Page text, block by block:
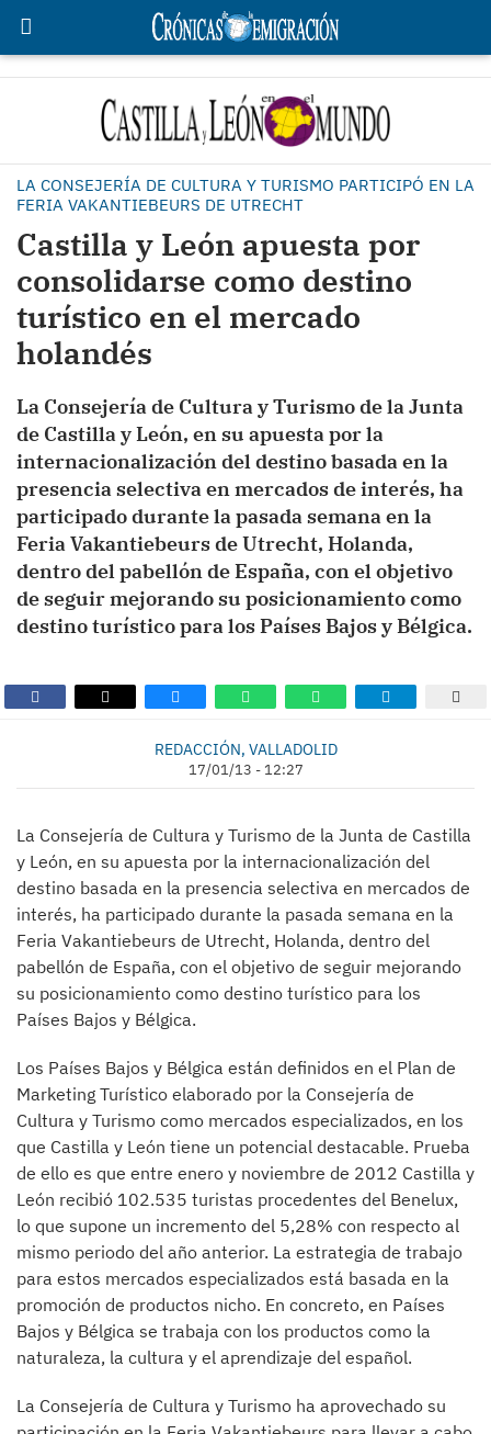
LA CONSEJERÍA DE CULTURA Y TURISMO PARTICIPÓ EN LA
FERIA VAKANTIEBEURS DE UTRECHT
Castilla y León apuesta por
consolidarse como destino
turístico en el mercado
holandés
La Consejería de Cultura y Turismo de la Junta
de Castilla y León, en su apuesta por la
internacionalización del destino basada en la
presencia selectiva en mercados de interés, ha
participado durante la pasada semana en la
Feria Vakantiebeurs de Utrecht, Holanda,
dentro del pabellón de España, con el objetivo
de seguir mejorando su posicionamiento como
destino turístico para los Países Bajos y Bélgica.
REDACCIÓN, VALLADOLID
17/01/13 - 12:27
La Consejería de Cultura y Turismo de la Junta de Castilla
y León, en su apuesta por la internacionalización del
destino basada en la presencia selectiva en mercados de
interés, ha participado durante la pasada semana en la
Feria Vakantiebeurs de Utrecht, Holanda, dentro del
pabellón de España, con el objetivo de seguir mejorando
su posicionamiento como destino turístico para los
Países Bajos y Bélgica.
Los Países Bajos y Bélgica están definidos en el Plan de
Marketing Turístico elaborado por la Consejería de
Cultura y Turismo como mercados especializados, en los
que Castilla y León tiene un potencial destacable. Prueba
de ello es que entre enero y noviembre de 2012 Castilla y
León recibió 102.535 turistas procedentes del Benelux,
lo que supone un incremento del 5,28% con respecto al
mismo periodo del año anterior. La estrategia de trabajo
para estos mercados especializados está basada en la
promoción de productos nicho. En concreto, en Países
Bajos y Bélgica se trabaja con los productos como la
naturaleza, la cultura y el aprendizaje del español.
La Consejería de Cultura y Turismo ha aprovechado su